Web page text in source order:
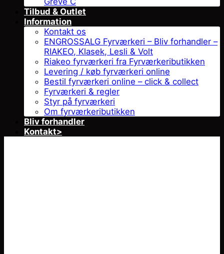
Tilbud & Outlet
Information
Kontakt os
ENGROSSALG Fyrværkeri – Bliv forhandler –
RIAKEO, Klasek, Lesli & Volt
Riakeo fyrværkeri fra Fyrværkeributikken
Levering / køb fyrværkeri online
Bestil fyrværkeri online – click & collect
Fyrværkeri & regler
Styr på fyrværkeri
Om fyrværkeributikken
Bliv forhandler
Kontakt>